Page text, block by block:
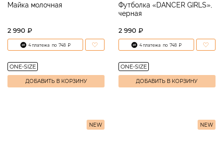
Майка молочная
2 990 ₽
4 платежа по 748 ₽
ONE-SIZE
ДОБАВИТЬ В КОРЗИНУ
Футболка «DANCER GIRLS»,
черная
2 990 ₽
4 платежа по 748 ₽
ONE-SIZE
ДОБАВИТЬ В КОРЗИНУ
NEW NEW